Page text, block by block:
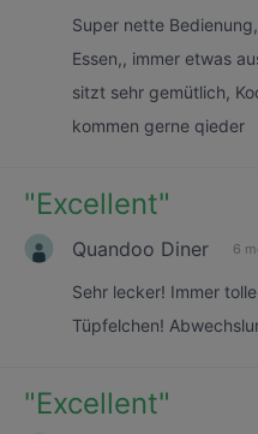
Super nette
Essen,, immer etwas
sitzt sehr gemütlich,
kommen gerne qieder
"Excellent"
Quandoo Diner 6
Sehr lecker! Immer
Tüpfelchen!
"Excellent"